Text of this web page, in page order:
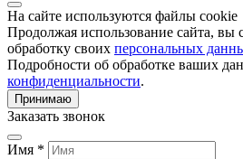
На сайте используются файлы cookie
Продолжая использование сайта, вы
обработку своих персональных
Подробности об обработке ваших
конфиденциальности.
Принимаю
Заказать звонок
Имя *